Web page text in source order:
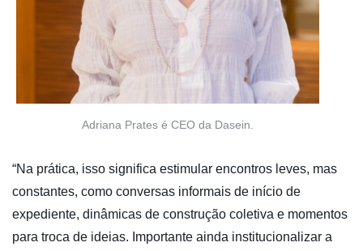
Adriana Prates é CEO da Dasein.
“Na prática, isso significa estimular encontros leves, mas
constantes, como conversas informais de início de
expediente, dinâmicas de construção coletiva e momentos
para troca de ideias. Importante ainda institucionalizar a